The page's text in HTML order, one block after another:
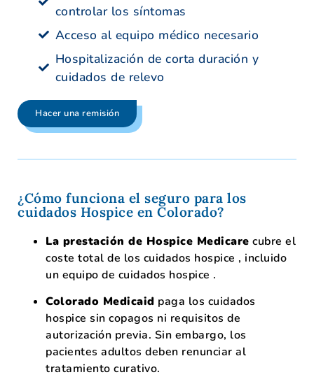
controlar los síntomas
Acceso al equipo médico necesario
Hospitalización de corta duración y
cuidados de relevo
Hacer una remisión
¿Cómo funciona el seguro para los
cuidados Hospice en Colorado?
La prestación de Hospice Medicare cubre el
coste total de los cuidados hospice , incluido
un equipo de cuidados hospice .
Colorado Medicaid paga los cuidados
hospice sin copagos ni requisitos de
autorización previa. Sin embargo, los
pacientes adultos deben renunciar al
tratamiento curativo.